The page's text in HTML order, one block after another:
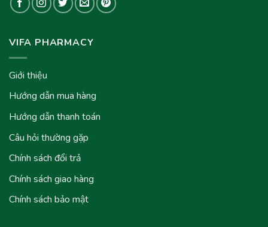
VIFA PHARMACY
Giới thiệu
Hướng dẫn mua hàng
Hướng dẫn thanh toán
Câu hỏi thường gặp
Chính sách đổi trả
Chính sách giao hàng
Chính sách bảo mật